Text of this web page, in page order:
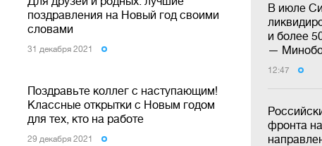
В июле
и более
—
12:47
фронта
поздравления на Новый год своими
словами
31 декабря 2021
Поздравьте коллег с наступающим!
Классные открытки с Новым годом
для тех, кто на работе
29 декабря 2021